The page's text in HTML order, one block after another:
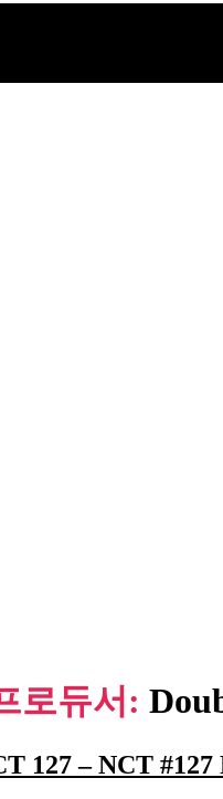
로듀서:
127 – NCT #127